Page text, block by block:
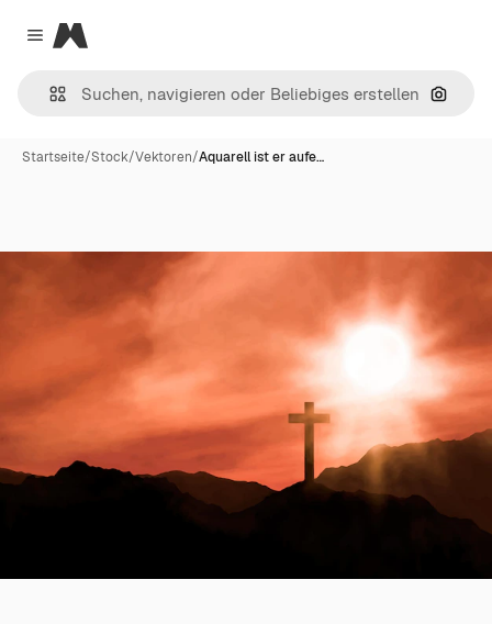
Close menu
Magnific
Nach
Startseite/Stock/Vektoren/Aquarell ist er aufe…